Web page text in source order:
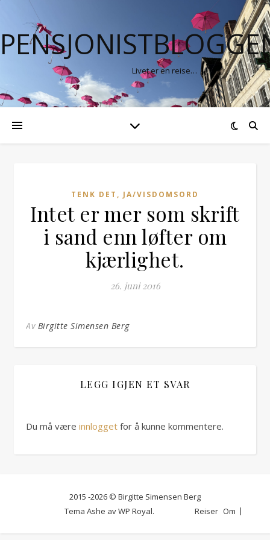
Livet er en reise…
TENK DET, JA/VISDOMSORD
Intet er mer som skrift
i sand enn løfter om
kjærlighet.
26. juni 2016
Av Birgitte Simensen Berg
LEGG IGJEN ET SVAR
Du må være innlogget for å kunne kommentere.
2015 -2026 © Birgitte Simensen Berg
Reiser Om
Tema Ashe avWP Royal.